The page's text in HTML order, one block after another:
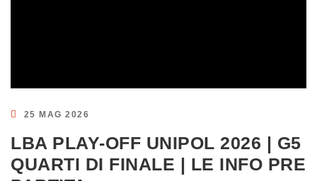
25 MAG 2026
LBA PLAY-OFF UNIPOL 2026 | G5
QUARTI DI FINALE | LE INFO PRE